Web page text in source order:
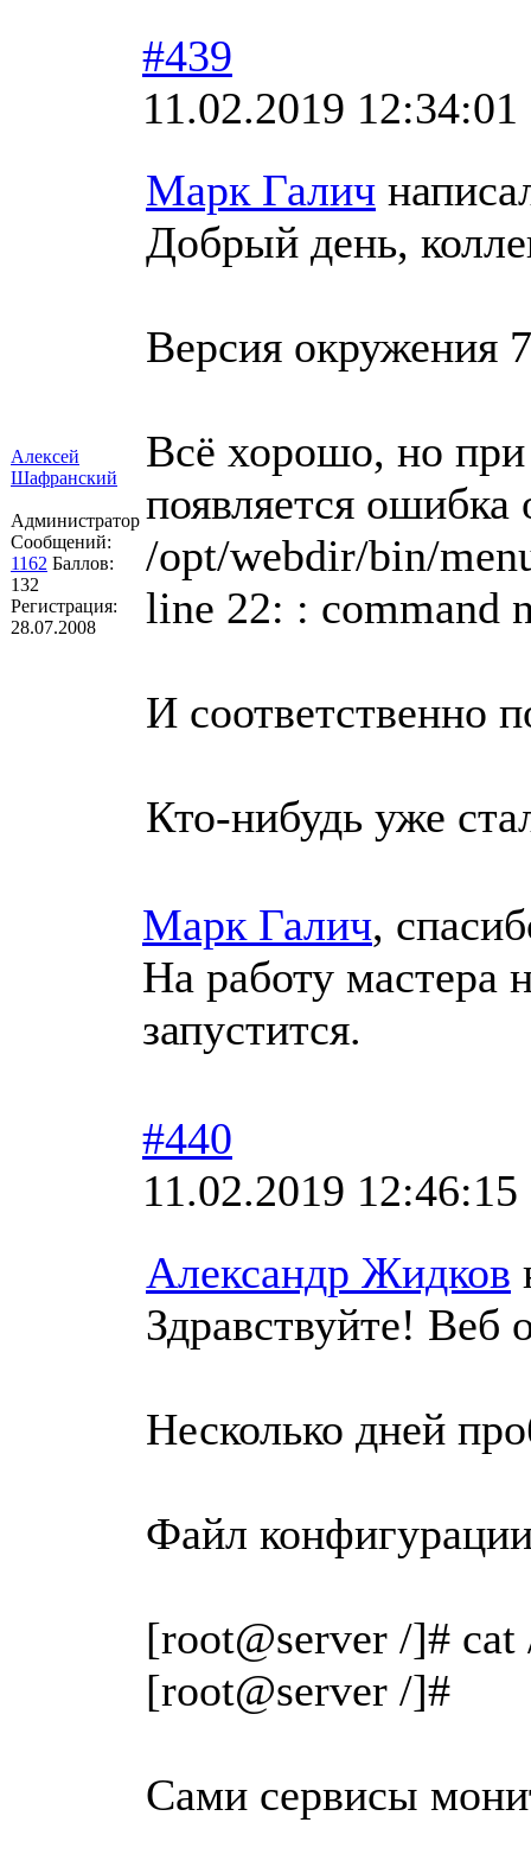
Алексей
Шафранский
Администратор
Сообщений:
1162 Баллов:
132
Регистрация:
28.07.2008
#439
11.02.2019 12:34:01
Марк Галич
Добрый день,
Версия окружения
Всё хорошо, но при
появляется
/opt/webdir/bin/
line 22: : command
И соответственно
Кто-нибудь уже
Марк Галич,
На работу мастера
запустится.
#440
11.02.2019 12:46:15
Александр Жидков
Здравствуйте! Веб
Несколько дней
Файл
[root@server /
[root@server /]#
Сами сервисы